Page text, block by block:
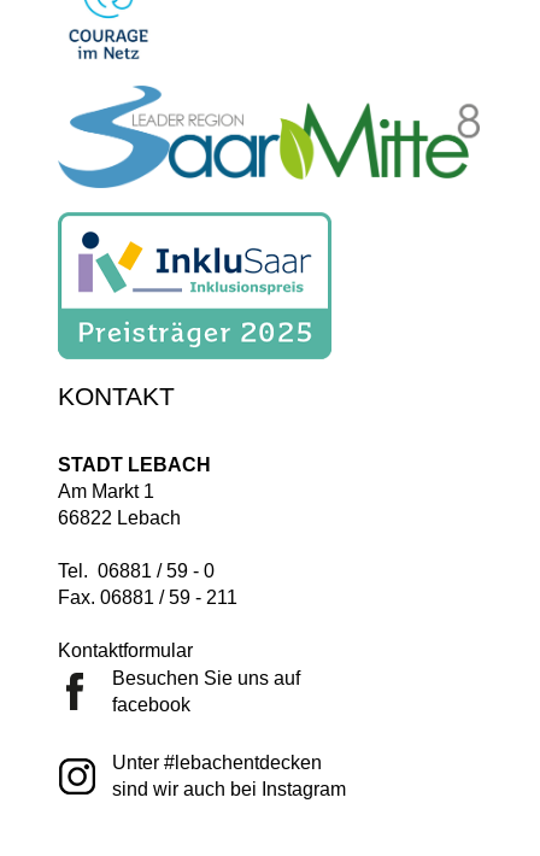
KONTAKT
STADT LEBACH
Am Markt 1
66822 Lebach
Tel. 06881 / 59 - 0
Fax. 06881 / 59 - 211
Kontaktformular
Besuchen Sie uns auf
facebook
Unter #lebachentdecken
sind wir auch bei Instagram